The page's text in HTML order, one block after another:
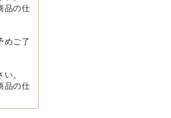
品の仕
めご了
。
品の仕